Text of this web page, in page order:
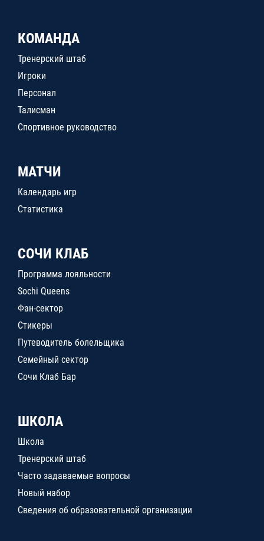
КОМАНДА
Тренерский штаб
Игроки
Персонал
Талисман
Спортивное руководство
МАТЧИ
Календарь игр
Статистика
СОЧИ КЛАБ
Программа лояльности
Sochi Queens
Фан-сектор
Стикеры
Путеводитель болельщика
Семейный сектор
Сочи Клаб Бар
ШКОЛА
Школа
Тренерский штаб
Часто задаваемые вопросы
Новый набор
Сведения об образовательной организации